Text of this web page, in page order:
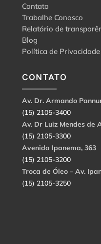
Contato
Trabalhe Conosco
Relatório de
Blog
Política de Privacidade
CONTATO
Av. Dr. Armando
(15) 2105-3400
Av. Dr Luiz Mendes de
(15) 2105-3300
Avenida Ipanema, 363
(15) 2105-3200
Troca de Óleo – Av.
(15) 2105-3250